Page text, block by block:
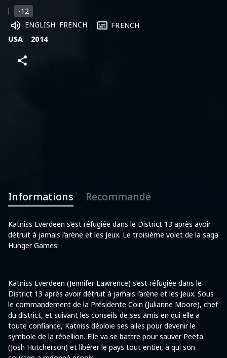
-12
ENGLISH FRENCH
FRENCH
USA
2014
Informations Recommandé
Katniss Everdeen s’est réfugiée dans le District 13 après avoir
détruit à jamais l’arène et les Jeux. Le troisième volet de la saga
Hunger Games.
Katniss Everdeen (Jennifer Lawrence) s’est réfugiée dans le
District 13 après avoir détruit à jamais l’arène et les Jeux. Sous
le commandement de la Présidente Coin (Julianne Moore), chef
du district, et suivant les conseils de ses amis en qui elle a
toute confiance, Katniss déploie ses ailes pour devenir le
symbole de la rébellion. Elle va se battre pour sauver Peeta
(Josh Hutcherson) et libérer le pays tout entier, à qui son